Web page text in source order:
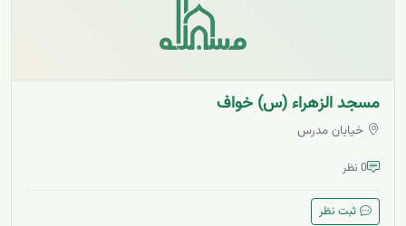
مسجد الزهراء (س) خواف
خیابان مدرس
0 نظر
ثبت نظر